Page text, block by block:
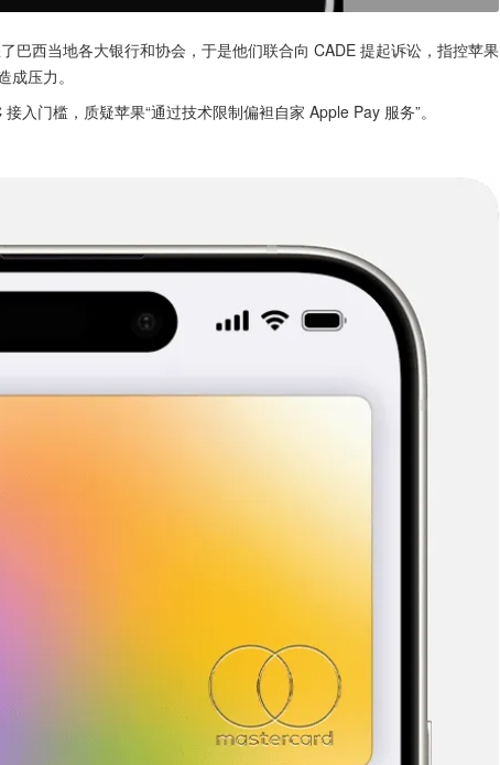
巴西当地各大银行和协会，于是他们联合向 CADE 提起诉讼，指控苹果
压力。
入门槛，质疑苹果“通过技术限制偏袒自家 Apple Pay 服务”。